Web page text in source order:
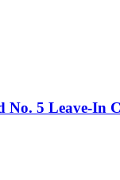
No. 5 Leave-​In